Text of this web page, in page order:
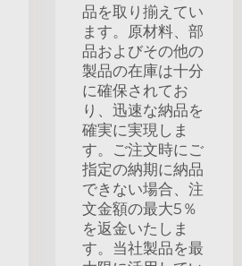
品を取り揃えてい
ます。原材料、部
品およびその他の
製品の在庫は十分
に確保されてお
り、迅速な納品を
確実に実現しま
す。ご注文時にご
指定の納期に納品
できない場合、注
文金額の最大5％
を返金いたしま
す。当社製品を最